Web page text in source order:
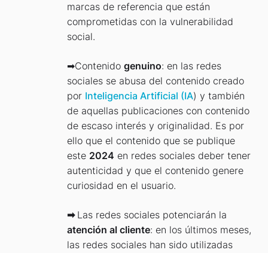
marcas de referencia que están
comprometidas con la vulnerabilidad
social.
➡Contenido genuino: en las redes
sociales se abusa del contenido creado
por Inteligencia Artificial (IA) y también
de aquellas publicaciones con contenido
de escaso interés y originalidad. Es por
ello que el contenido que se publique
este 2024 en redes sociales deber tener
autenticidad y que el contenido genere
curiosidad en el usuario.
➡ Las redes sociales potenciarán la
atención al cliente: en los últimos meses,
las redes sociales han sido utilizadas